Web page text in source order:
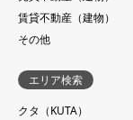
賃貸不動産（建物）
その他
エリア検索
クタ（KUTA）